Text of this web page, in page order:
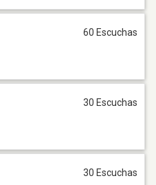
60 Escuchas
30 Escuchas
30 Escuchas